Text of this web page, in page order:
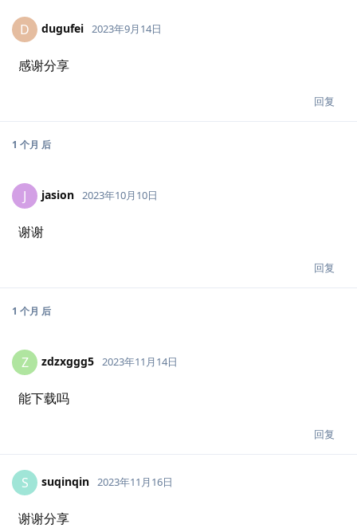
D dugufei 2023年9月14日
感谢分享
回复
1 个月 后
J jasion 2023年10月10日
谢谢
回复
1 个月 后
Z zdzxggg5 2023年11月14日
能下载吗
回复
S suqinqin 2023年11月16日
谢谢分享